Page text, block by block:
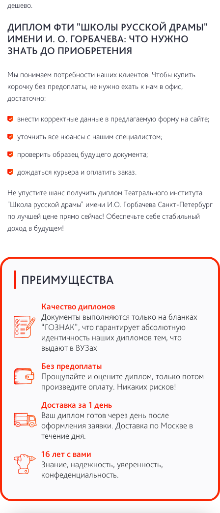
дешево.
ДИПЛОМ ФТИ "ШКОЛЫ РУССКОЙ ДРАМЫ"
ИМЕНИ И. О. ГОРБАЧЕВА: ЧТО НУЖНО
ЗНАТЬ ДО ПРИОБРЕТЕНИЯ
Мы понимаем потребности наших клиентов. Чтобы купить
корочку без предоплаты, не нужно ехать к нам в офис,
достаточно:
внести корректные данные в предлагаемую форму на сайте;
уточнить все нюансы с нашим специалистом;
проверить образец будущего документа;
дождаться курьера и оплатить заказ.
Не упустите шанс получить диплом Театрального института
"Школа русской драмы" имени И.О. Горбачева Санкт-Петербург
по лучшей цене прямо сейчас! Обеспечьте себе стабильный
доход в будущем!
ПРЕИМУЩЕСТВА
Качество дипломов
Документы выполняются только на бланках
“ГОЗНАК”, что гарантирует абсолютную
идентичность наших дипломов тем, что
выдают в ВУЗах
Без предоплаты
Прощупайте и оцените диплом, только потом
произведите оплату. Никаких рисков!
Доставка за 1 день
Ваш диплом готов через день после
оформления заявки. Доставка по Москве в
течение дня.
16 лет с вами
Знание, надежность, уверенность,
конфеденциальность.